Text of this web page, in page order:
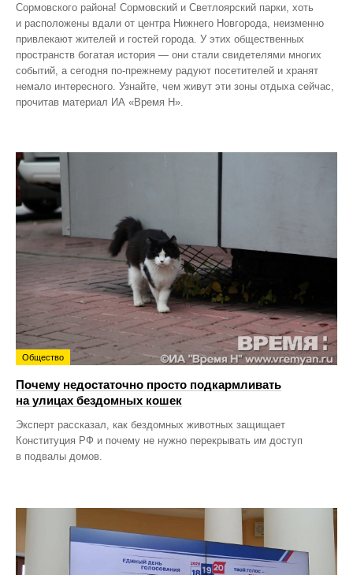
Сормовского района! Сормовский и Светлоярский парки, хоть
и расположены вдали от центра Нижнего Новгорода, неизменно
привлекают жителей и гостей города. У этих общественных
пространств богатая история — они стали свидетелями многих
событий, а сегодня по‑прежнему радуют посетителей и хранят
немало интересного. Узнайте, чем живут эти зоны отдыха сейчас,
прочитав материал ИА «Время Н».
Общество
Почему недостаточно просто подкармливать
на улицах бездомных кошек
Эксперт рассказал, как бездомных животных защищает
Конституция РФ и почему не нужно перекрывать им доступ
в подвалы домов.